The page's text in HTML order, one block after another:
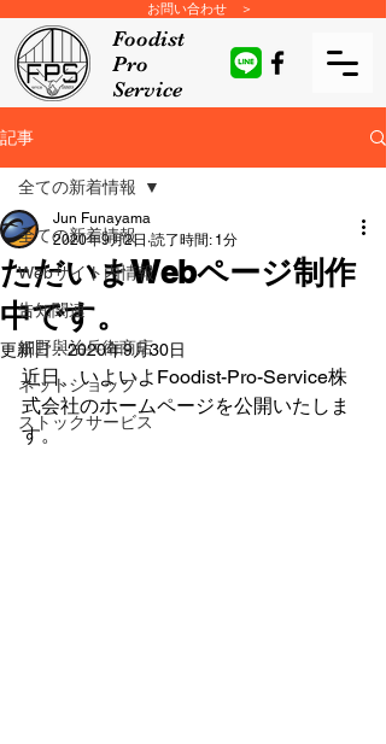
お問い合わせ ＞
Foodist
Pro
Service
記事
全ての新着情報
Webサイト内情報
告知関連
細野與治兵衛商店
ネットショップ
ストックサービス
全ての新着情報
ただいまWebページ制作
中です。
Jun Funayama
2020年9月2日 読了時間: 1分
更新日：2020年9月30日
近日、いよいよFoodist-Pro-Service株
式会社のホームページを公開いたしま
す。